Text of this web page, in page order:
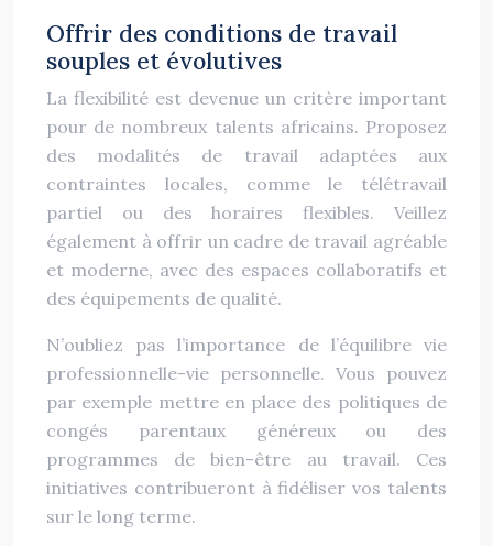
Offrir des conditions de travail
souples et évolutives
La flexibilité est devenue un critère important
pour de nombreux talents africains. Proposez
des modalités de travail adaptées aux
contraintes locales, comme le télétravail
partiel ou des horaires flexibles. Veillez
également à offrir un cadre de travail agréable
et moderne, avec des espaces collaboratifs et
des équipements de qualité.
N’oubliez pas l’importance de l’équilibre vie
professionnelle-vie personnelle. Vous pouvez
par exemple mettre en place des politiques de
congés parentaux généreux ou des
programmes de bien-être au travail. Ces
initiatives contribueront à fidéliser vos talents
sur le long terme.